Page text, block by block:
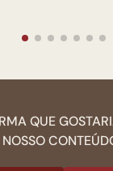
QUE
NOSSO